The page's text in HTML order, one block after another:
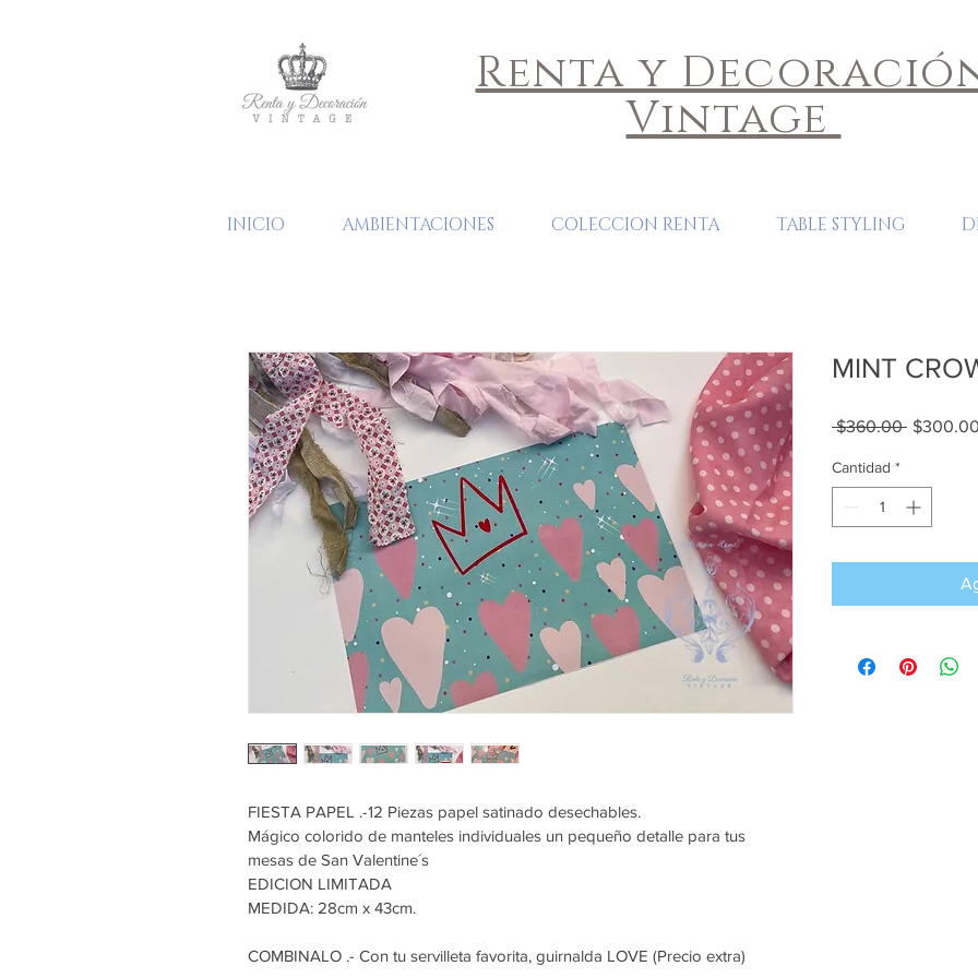
Renta y
Vintage
FIESTA PAPEL .-12 Piezas papel satinado desechables.
Mágico colorido de manteles individuales un pequeño detalle para tus
mesas de San Valentine´s
EDICION LIMITADA
MEDIDA: 28cm x 43cm.
COMBINALO .- Con tu servilleta favorita, guirnalda LOVE (Precio extra)
MINT
$360.00 Precio
$300.00
Cantidad *
INICIO AMBIENTACIONES COLECCION RENTA TABLE STYLING